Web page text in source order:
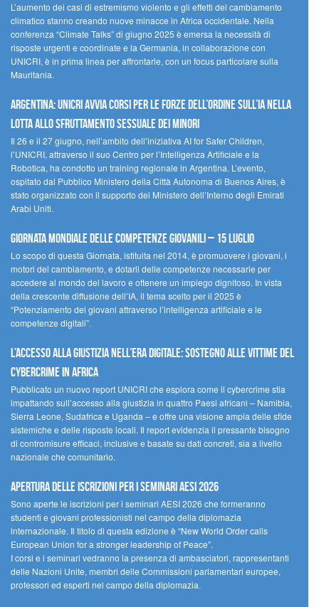
L’aumento dei casi di estremismo violento e gli effetti del cambiamento
climatico stanno creando nuove minacce in Africa occidentale. Nella
conferenza “Climate Talks” di giugno 2025 è emersa la necessità di
risposte urgenti e coordinate e la Germania, in collaborazione con
UNICRI, è in prima linea per affrontarle, con un focus particolare sulla
Mauritania.
Argentina: UNICRI avvia corsi per le forze dell’ordine sull’IA nella
lotta allo sfruttamento sessuale dei minori
Il 26 e il 27 giugno, nell’ambito dell’iniziativa AI for Safer Children,
l’UNICRI, attraverso il suo Centro per l’Intelligenza Artificiale e la
Robotica, ha condotto un training regionale in Argentina. L’evento,
ospitato dal Pubblico Ministero della Città Autonoma di Buenos Aires, è
stato organizzato con il supporto del Ministero dell’Interno degli Emirati
Arabi Uniti.
Giornata Mondiale delle Competenze Giovanili – 15 luglio
Lo scopo di questa Giornata, istituita nel 2014, è promuovere i giovani, i
motori del cambiamento, e dotarli delle competenze necessarie per
accedere al mondo del lavoro e ottenere un impiego dignitoso. In vista
della crescente diffusione dell’IA, il tema scelto per il 2025 è
“Potenziamento dei giovani attraverso l’intelligenza artificiale e le
competenze digitali”.
L’accesso alla giustizia nell’era digitale: sostegno alle vittime del
cybercrime in Africa
Pubblicato un nuovo report UNICRI che esplora come il cybercrime stia
impattando sull’accesso alla giustizia in quattro Paesi africani – Namibia,
Sierra Leone, Sudafrica e Uganda – e offre una visione ampia delle sfide
sistemiche e delle risposte locali. Il report evidenzia il pressante bisogno
di contromisure efficaci, inclusive e basate su dati concreti, sia a livello
nazionale che comunitario.
Apertura delle iscrizioni per i seminari AESI 2026
Sono aperte le iscrizioni per i seminari AESI 2026 che formeranno
studenti e giovani professionisti nel campo della diplomazia
internazionale. Il titolo di questa edizione è “New World Order calls
European Union for a stronger leadership of Peace”.
I corsi e i seminari vedranno la presenza di ambasciatori, rappresentanti
delle Nazioni Unite, membri delle Commissioni parlamentari europee,
professori ed esperti nel campo della diplomazia.